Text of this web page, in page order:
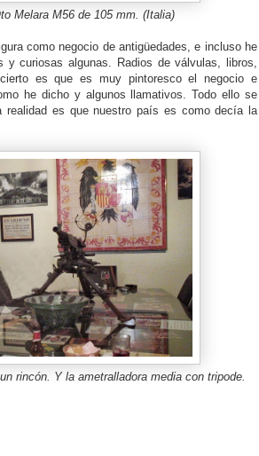
Melara M56 de 105 mm. (Italia)
como negocio de antigüedades, e incluso he
y curiosas algunas. Radios de válvulas, libros,
es que es muy pintoresco el negocio e
he dicho y algunos llamativos. Todo ello se
realidad es que nuestro país es como decía la
rincón. Y la ametralladora media con tripode.